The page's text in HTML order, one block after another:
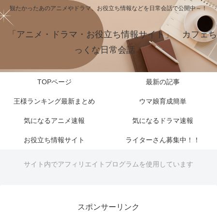
観たかったあのアニメやドラマ、お役立ち情報などを日常会話で公開中～！
「アニメ・ドラマ・お役立ち情報サイト」 カフェち
っくな日常会話
TOPページ 最新の記事
王様ランキング最新まとめ ウマ娘育成簡単
気になるアニメ速報 気になるドラマ速報
お役立ち情報サイト ライターさん募集中！！
サイト内でアフィリエイトプログラムを使用しています
スポンサーリンク